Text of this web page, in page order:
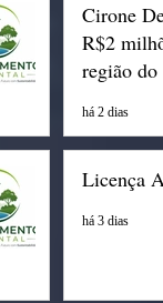
Cirone
R$2
região do
há 2 dias
Licença
há 3 dias